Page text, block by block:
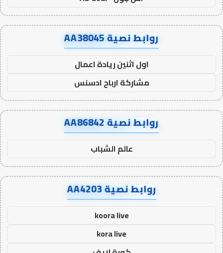
روابط نصية AA38045
اول اثنين ريادة اعمال
مشاركة ارباح ادسنس
روابط نصية AA86842
عالم الشباب
روابط نصية AA4203
koora live
kora live